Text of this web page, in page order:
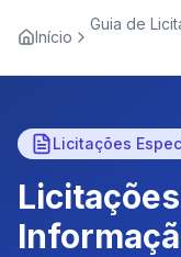
Início
Guia de
Licitações